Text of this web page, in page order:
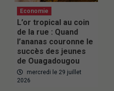
Economie
L’or tropical au coin
de la rue : Quand
l’ananas couronne le
succès des jeunes
de Ouagadougou
mercredi le 29 juillet
2026